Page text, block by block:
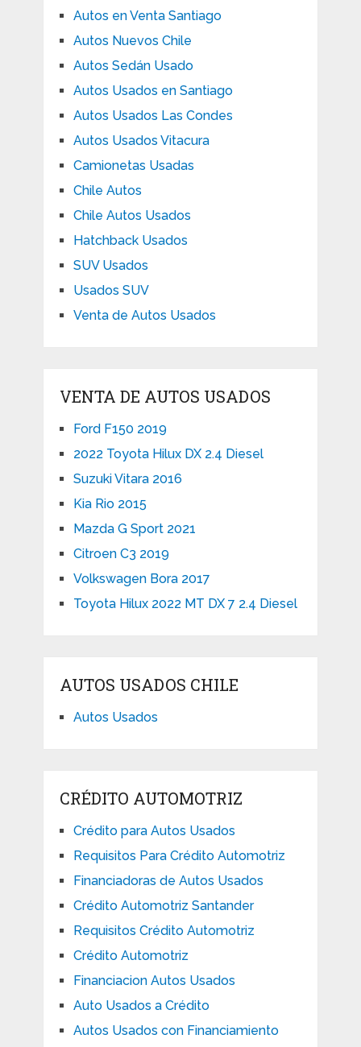
Autos en Venta Santiago
Autos Nuevos Chile
Autos Sedán Usado
Autos Usados en Santiago
Autos Usados Las Condes
Autos Usados Vitacura
Camionetas Usadas
Chile Autos
Chile Autos Usados
Hatchback Usados
SUV Usados
Usados SUV
Venta de Autos Usados
VENTA DE AUTOS USADOS
Ford F150 2019
2022 Toyota Hilux DX 2.4 Diesel
Suzuki Vitara 2016
Kia Rio 2015
Mazda G Sport 2021
Citroen C3 2019
Volkswagen Bora 2017
Toyota Hilux 2022 MT DX 7 2.4 Diesel
AUTOS USADOS CHILE
Autos Usados
CRÉDITO AUTOMOTRIZ
Crédito para Autos Usados
Requisitos Para Crédito Automotriz
Financiadoras de Autos Usados
Crédito Automotriz Santander
Requisitos Crédito Automotriz
Crédito Automotriz
Financiacion Autos Usados
Auto Usados a Crédito
Autos Usados con Financiamiento